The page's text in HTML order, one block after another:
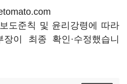
도준칙 및 윤리강령에 따라
이 최종 확인·수정했습니